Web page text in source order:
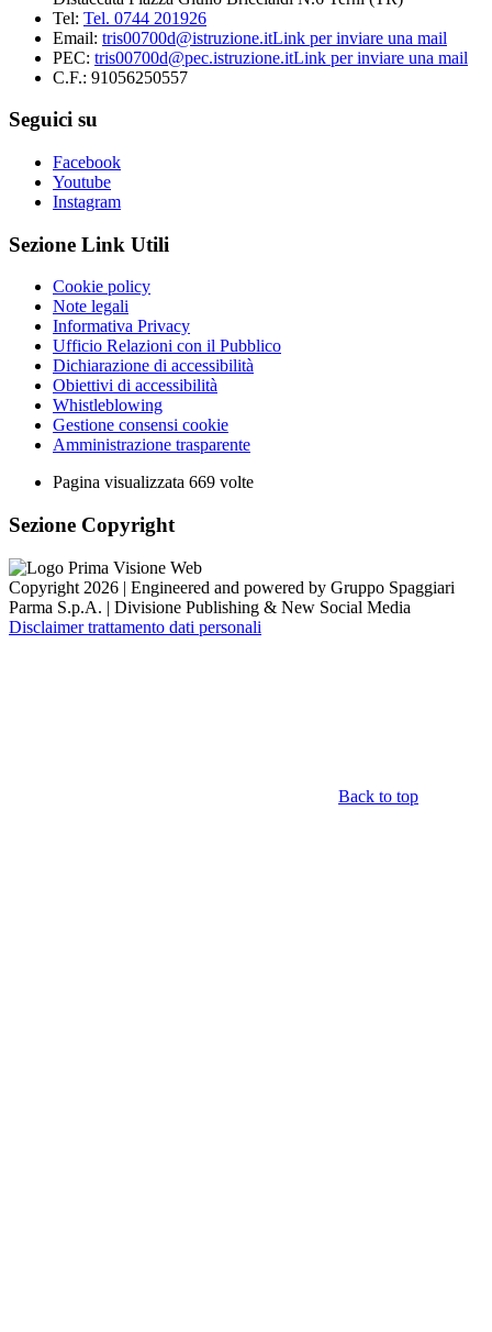
Tel: Tel. 0744 201926
Email: tris00700d@istruzione.itLink per inviare una mail
PEC: tris00700d@pec.istruzione.itLink per inviare una mail
C.F.: 91056250557
Seguici su
Facebook
Youtube
Instagram
Sezione Link Utili
Cookie policy
Note legali
Informativa Privacy
Ufficio Relazioni con il Pubblico
Dichiarazione di accessibilità
Obiettivi di accessibilità
Whistleblowing
Gestione consensi cookie
Amministrazione trasparente
Pagina visualizzata 669 volte
Sezione Copyright
Copyright 2026 | Engineered and powered by Gruppo Spaggiari
Parma S.p.A. | Divisione Publishing & New Social Media
Disclaimer trattamento dati personali
Back to top